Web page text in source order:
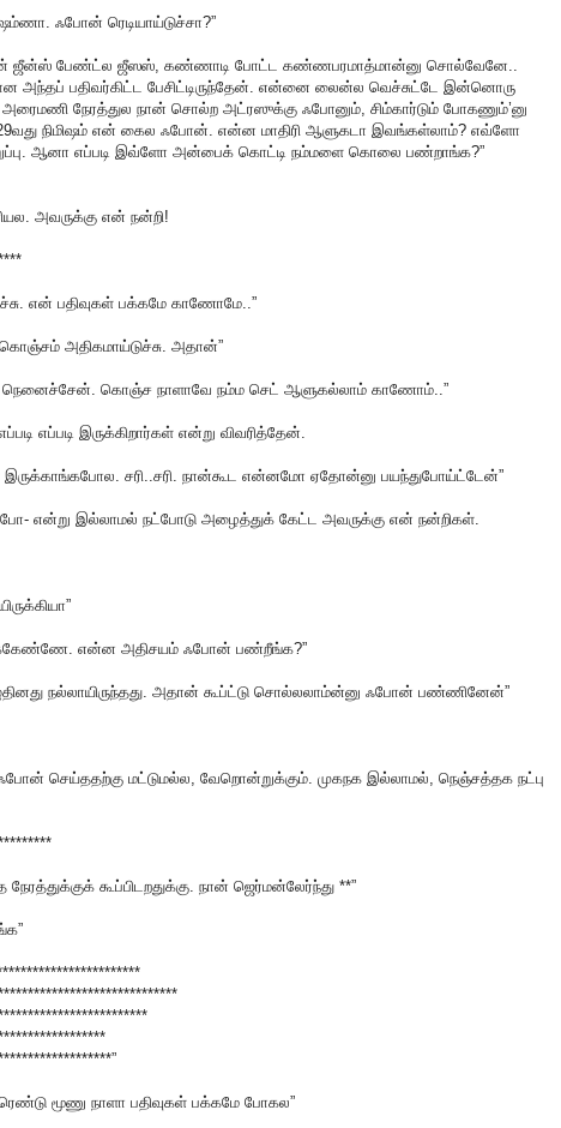
ஃபோன் ரெடியாய்டுச்சா?”
ஜீன்ஸ் பேண்ட்ல ஜீஸஸ், கண்ணாடி போட்ட கண்ணபரமாத்மான்னு சொல்வேனே..
அந்தப் பதிவர்கிட்ட பேசிட்டிருந்தேன். என்னை லைன்ல வெச்சுட்டே இன்னொரு
நேரத்துல நான் சொல்ற அட்ரஸுக்கு ஃபோனும், சிம்கார்டும் போகணும்’னு
நிமிஷம் என் கைல ஃபோன். என்ன மாதிரி ஆளுகடா இவங்கள்லாம்? எவ்ளோ
ஆனா எப்படி இவ்ளோ அன்பைக் கொட்டி நம்மளை கொலை பண்றாங்க?”
அவருக்கு என் நன்றி!
என் பதிவுகள் பக்கமே காணோமே..”
அதிகமாய்டுச்சு. அதான்”
நெனைச்சேன். கொஞ்ச நாளாவே நம்ம செட் ஆளுகல்லாம் காணோம்..”
எப்படி இருக்கிறார்கள் என்று விவரித்தேன்.
இருக்காங்கபோல. சரி..சரி. நான்கூட என்னமோ ஏதோன்னு பயந்துபோய்ட்டேன்”
போ- என்று இல்லாமல் நட்போடு அழைத்துக் கேட்ட அவருக்கு என் நன்றிகள்.
என்ன அதிசயம் ஃபோன் பண்றீங்க?”
நல்லாயிருந்தது. அதான் கூப்ட்டு சொல்லலாம்ன்னு ஃபோன் பண்ணினேன்”
செய்ததற்கு மட்டுமல்ல, வேறொன்றுக்கும். முகநக இல்லாமல், நெஞ்சத்தக நட்பு
நேரத்துக்குக் கூப்பிடறதுக்கு. நான் ஜெர்மன்லேர்ந்து **”
மூணு நாளா பதிவுகள் பக்கமே போகல”